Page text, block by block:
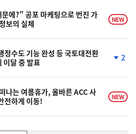
승
에?" 공포 마케팅으로 번진 가
보의 실체
NEW
정수도 기능 완성 등 국토대전환
이달 중 발표
락
2
나는 여름휴가, 올바른 ACC 사
전하게 이동!
NEW